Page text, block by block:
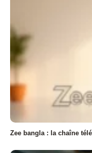
Zee bangla : la chaîne